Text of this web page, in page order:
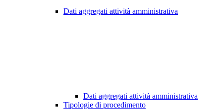
Dati aggregati attività amministrativa
Dati aggregati attività amministrativa
Tipologie di procedimento